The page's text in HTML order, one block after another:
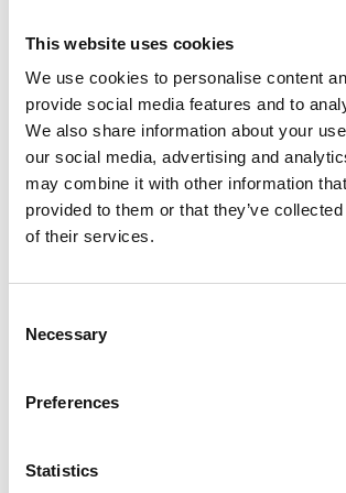
This website uses cookies
We use cookies to personalise content
provide social media features and to
We also share information about your
our social media, advertising and
may combine it with other information
provided to them or that they’ve
of their services.
Selection
Necessary
Preferences
Statistics
Transmissie
Tellerstand 122.283 KM
Aantal versnellingen 8
Bouwjaar 08-01-2021
Brandstof Hybride
Prijs
Acceleratie 0-100
CO2-emissie
Aantal cilinders